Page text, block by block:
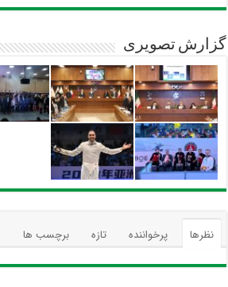
گزارش تصویری
نظرها پرخواننده تازه برچسب ها